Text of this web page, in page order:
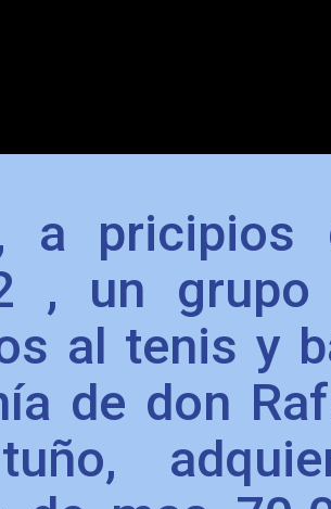
a pricipios
, un grupo
al tenis y
de don